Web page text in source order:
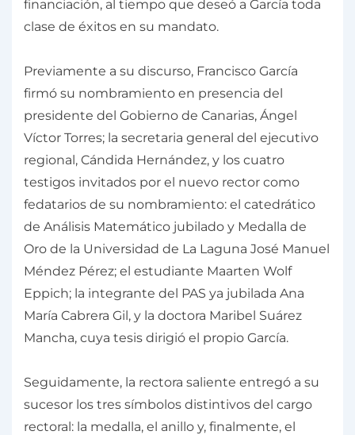
financiación, al tiempo que deseó a García toda
clase de éxitos en su mandato.
Previamente a su discurso, Francisco García
firmó su nombramiento en presencia del
presidente del Gobierno de Canarias, Ángel
Víctor Torres; la secretaria general del ejecutivo
regional, Cándida Hernández, y los cuatro
testigos invitados por el nuevo rector como
fedatarios de su nombramiento: el catedrático
de Análisis Matemático jubilado y Medalla de
Oro de la Universidad de La Laguna José Manuel
Méndez Pérez; el estudiante Maarten Wolf
Eppich; la integrante del PAS ya jubilada Ana
María Cabrera Gil, y la doctora Maribel Suárez
Mancha, cuya tesis dirigió el propio García.
Seguidamente, la rectora saliente entregó a su
sucesor los tres símbolos distintivos del cargo
rectoral: la medalla, el anillo y, finalmente, el